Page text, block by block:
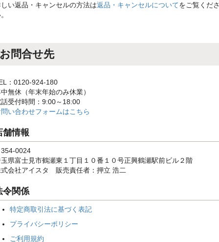
い返品・キャンセルの方法は返品・キャンセルについてをご覧くだ
お問合せ先
：0120-924-180
無休（年末年始のみ休業）
受付時間：9:00～18:00
い合わせフォームはこちら
舗情報
0024
県富士見市鶴瀬東１丁目１０番１０号正興鶴瀬駅前ビル２階
会社アイスタ 販売責任者：押立 浩二
令関係
特定商取引法に基づく表記
プライバシーポリシー
ご利用規約